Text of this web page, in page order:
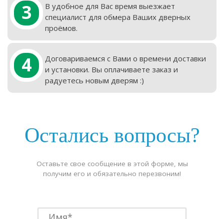
3
В удобное для Вас время выезжает
специалист для обмера Ваших дверных
проёмов.
4
Договариваемся с Вами о времени доставки
и установки. Вы оплачиваете заказ и
радуетесь новым дверям :)
Остались вопросы?
Оставьте свое сообщение в этой форме, мы
получим его и обязательно перезвоним!